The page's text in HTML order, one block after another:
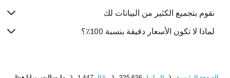
نقوم بتجميع الكثير من البيانات لك
لماذا لا تكون الأسعار دقيقة بنسبة 100٪؟